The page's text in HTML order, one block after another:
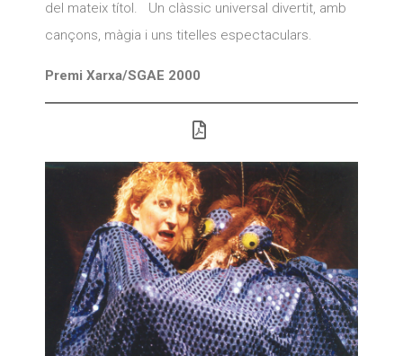
del mateix títol. Un clàssic universal divertit, amb
cançons, màgia i uns titelles espectaculars.
Premi Xarxa/SGAE 2000